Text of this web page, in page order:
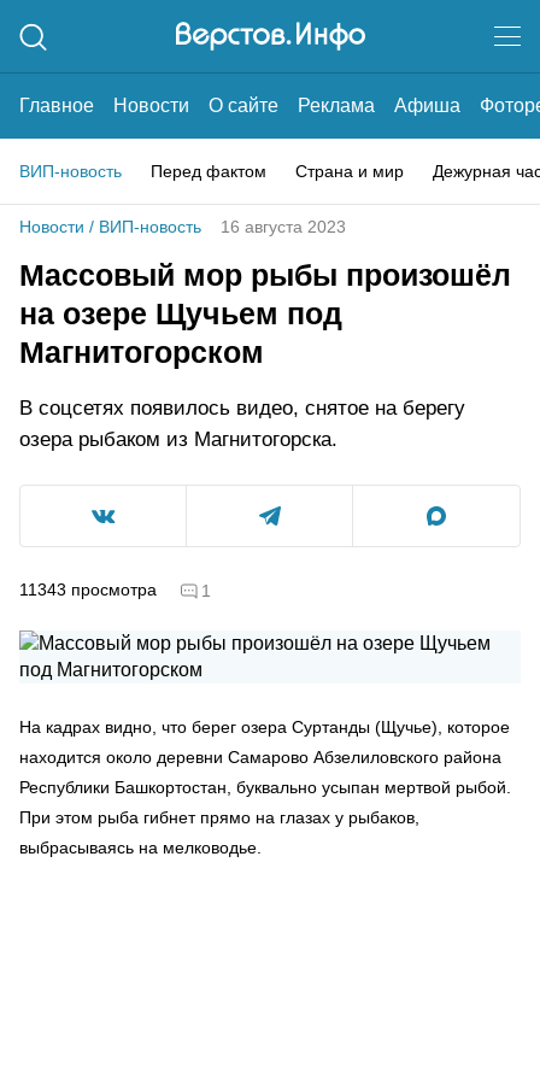
Главное Новости О сайте Реклама Афиша
ВИП-новость Перед фактом Страна и мир Дежурная
Новости / ВИП-новость 16 августа 2023
Массовый мор рыбы произошёл
на озере Щучьем под
Магнитогорском
В соцсетях появилось видео, снятое на берегу
озера рыбаком из Магнитогорска.
11343 просмотра 1
На кадрах видно, что берег озера Суртанды (Щучье), которое
находится около деревни Самарово Абзелиловского района
Республики Башкортостан, буквально усыпан мертвой рыбой.
При этом рыба гибнет прямо на глазах у рыбаков,
выбрасываясь на мелководье.